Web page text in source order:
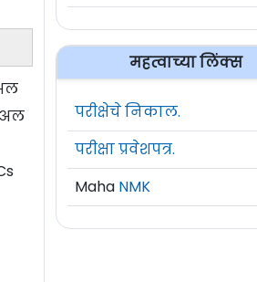
महत्वाच्या लिंक्स
परीक्षेचे निकाल.
परीक्षा प्रवेशपत्र.
Maha NMK